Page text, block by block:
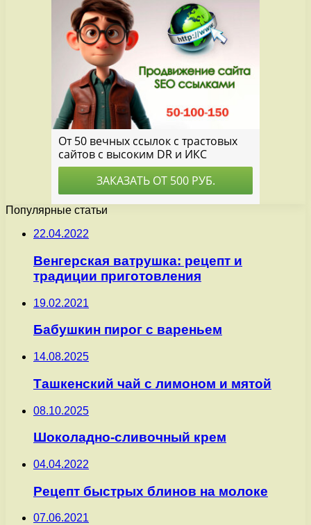
Популярные статьи
22.04.2022
Венгерская ватрушка: рецепт и
традиции приготовления
19.02.2021
Бабушкин пирог с вареньем
14.08.2025
Ташкенский чай с лимоном и мятой
08.10.2025
Шоколадно-сливочный крем
04.04.2022
Рецепт быстрых блинов на молоке
07.06.2021